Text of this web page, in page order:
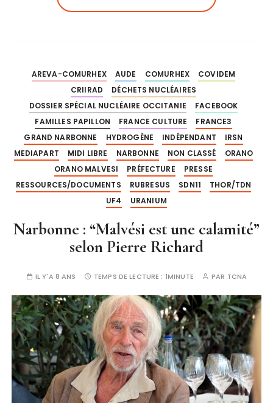
AREVA-COMURHEX AUDE COMURHEX
COVIDEM
CRIIRAD
DÉCHETS NUCLÉAIRES
DOSSIER SPÉCIAL NUCLÉAIRE OCCITANIE
FACEBOOK
FAMILLES PAPILLON
FRANCE CULTURE
FRANCE3
GRAND NARBONNE
HYDROGÈNE INDÉPENDANT
IRSN
MEDIAPART
MIDI LIBRE NARBONNE NON CLASSÉ
ORANO
ORANO MALVESI
PRÉFECTURE
PRESSE
RESSOURCES/DOCUMENTS
RUBRESUS SDN11
THOR/TDN
UF4
URANIUM
Narbonne : “Malvési est une calamité”
selon Pierre Richard
IL Y'A 8 ANS TEMPS DE LECTURE : 1MINUTE PAR TCNA